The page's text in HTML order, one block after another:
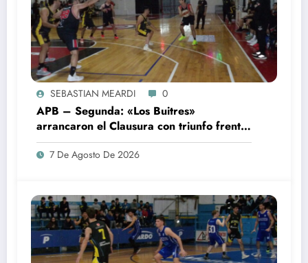
SEBASTIAN MEARDI 0
APB – Segunda: «Los Buitres»
arrancaron el Clausura con triunfo frente
a Sp. Rojas
7 De Agosto De 2026